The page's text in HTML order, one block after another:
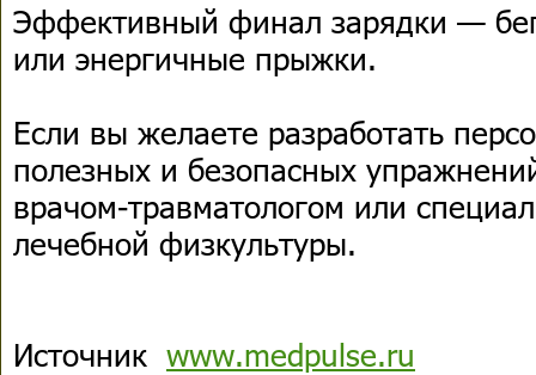
Эффективный финал зарядки —
или энергичные прыжки.
Если вы желаете разработать
полезных и безопасных
врачом-травматологом или
лечебной физкультуры.
Источник www.medpulse.ru